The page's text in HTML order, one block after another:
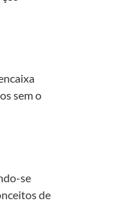
sem o
se
de